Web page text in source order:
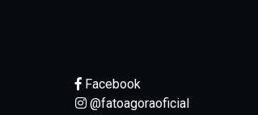
Facebook
@fatoagoraoficial